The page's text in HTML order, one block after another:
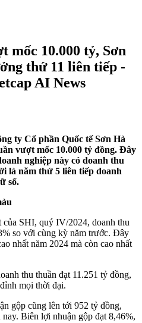
mốc 10.000 tỷ, Sơn
thứ 11 liên tiếp -
AI News
ty Cổ phần Quốc tế Sơn Hà
vượt mốc 10.000 tỷ đồng. Đây
nghiệp này có doanh thu
là năm thứ 5 liên tiếp doanh
số.
của SHI, quý IV/2024, doanh thu
so với cùng kỳ năm trước. Đây
nhất năm 2024 mà còn cao nhất
thu thuần đạt 11.251 tỷ đồng,
mọi thời đại.
gộp cũng lên tới 952 tỷ đồng,
Biên lợi nhuận gộp đạt 8,46%,